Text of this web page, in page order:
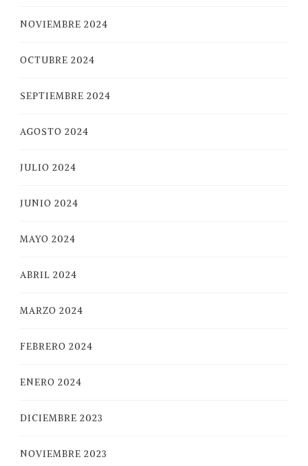
NOVIEMBRE 2024
OCTUBRE 2024
SEPTIEMBRE 2024
AGOSTO 2024
JULIO 2024
JUNIO 2024
MAYO 2024
ABRIL 2024
MARZO 2024
FEBRERO 2024
ENERO 2024
DICIEMBRE 2023
NOVIEMBRE 2023